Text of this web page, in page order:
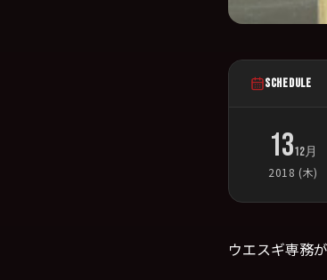
SCHEDULE
1312月
2018 (木)
ウエスギ専務